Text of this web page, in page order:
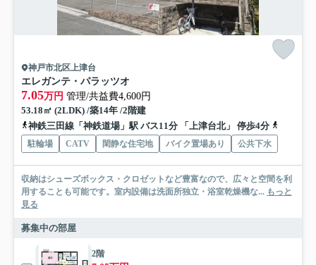
神戸市北区上津台
エレガンテ・パラッツオ
7.05万円 管理/共益費4,600円
53.18㎡ (2LDK) /築14年 /2階建
神鉄三田線「神鉄道場」駅 バス11分 「上津台北」 停歩4分
駐輪場 CATV 閑静な住宅地 バイク置場あり 公共下水
収納はシューズボックス・クロゼットなど豊富なので、広々と空間を利
用することも可能です。室内設備は洗面所独立・浴室乾燥機な... もっと
見る
募集中の部屋
2階